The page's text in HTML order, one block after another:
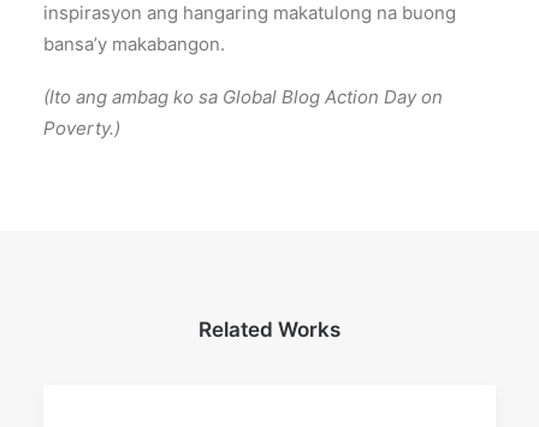
inspirasyon ang hangaring makatulong na buong
bansa’y makabangon.
(Ito ang ambag ko sa Global Blog Action Day on
Poverty.)
Related Works